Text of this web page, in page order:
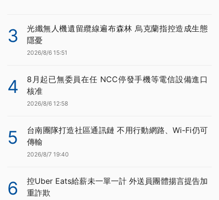
3
光纖無人機遺留纜線遍布森林 烏克蘭指控造成生態
隱憂
2026/8/6 15:51
4
8月起已無委員在任 NCC停發手機等電信設備進口
核准
2026/8/6 12:58
5
台南團隊打造社區通訊鏈 不用行動網路、Wi-Fi仍可
傳輸
2026/8/7 19:40
6
控Uber Eats給薪未一單一計 外送員團體揚言提告加
重詐欺